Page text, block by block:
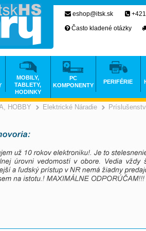
HOBBY >
Elektrické Náradie
eshop@itsk.sk
Často kladené otázky
MOBILY,
TABLETY,
HODINKY
PC
KOMPONENTY
PERIFÉRIE